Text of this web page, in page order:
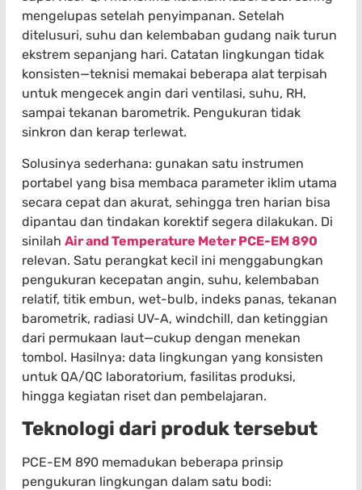
mengelupas setelah penyimpanan. Setelah
ditelusuri, suhu dan kelembaban gudang naik turun
ekstrem sepanjang hari. Catatan lingkungan tidak
konsisten—teknisi memakai beberapa alat terpisah
untuk mengecek angin dari ventilasi, suhu, RH,
sampai tekanan barometrik. Pengukuran tidak
sinkron dan kerap terlewat.
Solusinya sederhana: gunakan satu instrumen
portabel yang bisa membaca parameter iklim utama
secara cepat dan akurat, sehingga tren harian bisa
dipantau dan tindakan korektif segera dilakukan. Di
sinilah Air and Temperature Meter PCE-EM 890
relevan. Satu perangkat kecil ini menggabungkan
pengukuran kecepatan angin, suhu, kelembaban
relatif, titik embun, wet-bulb, indeks panas, tekanan
barometrik, radiasi UV-A, windchill, dan ketinggian
dari permukaan laut—cukup dengan menekan
tombol. Hasilnya: data lingkungan yang konsisten
untuk QA/QC laboratorium, fasilitas produksi,
hingga kegiatan riset dan pembelajaran.
Teknologi dari produk tersebut
PCE-EM 890 memadukan beberapa prinsip
pengukuran lingkungan dalam satu bodi: